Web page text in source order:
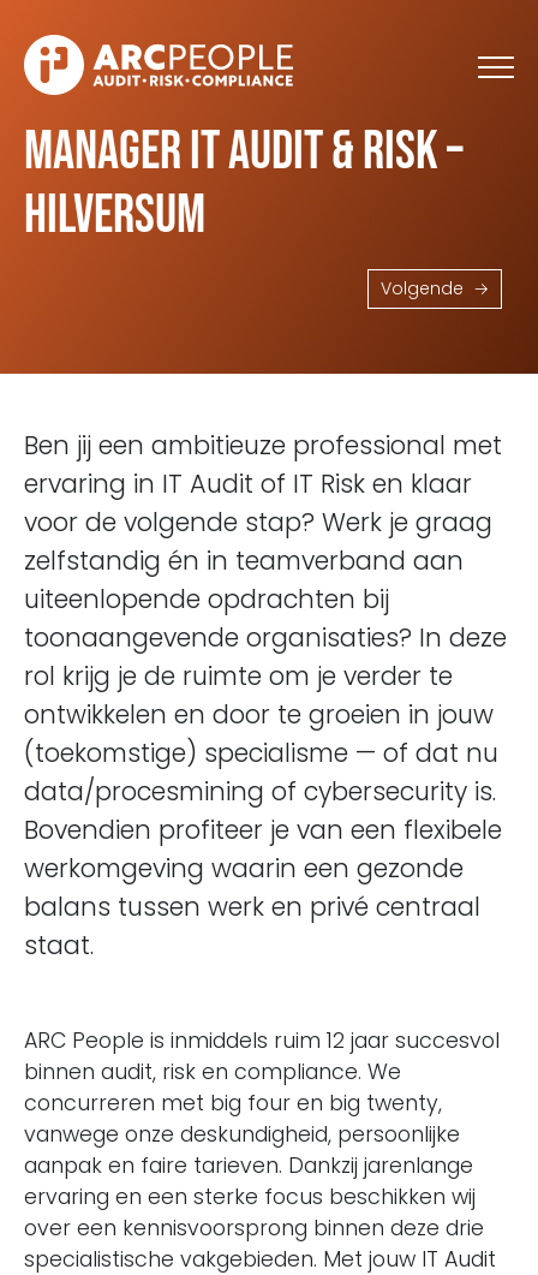
Manager IT Audit & Risk –
Hilversum
Volgende
Ben jij een ambitieuze professional met
ervaring in IT Audit of IT Risk en klaar
voor de volgende stap? Werk je graag
zelfstandig én in teamverband aan
uiteenlopende opdrachten bij
toonaangevende organisaties? In deze
rol krijg je de ruimte om je verder te
ontwikkelen en door te groeien in jouw
(toekomstige) specialisme — of dat nu
data/procesmining of cybersecurity is.
Bovendien profiteer je van een flexibele
werkomgeving waarin een gezonde
balans tussen werk en privé centraal
staat.
ARC People is inmiddels ruim 12 jaar succesvol
binnen audit, risk en compliance. We
concurreren met big four en big twenty,
vanwege onze deskundigheid, persoonlijke
aanpak en faire tarieven. Dankzij jarenlange
ervaring en een sterke focus beschikken wij
over een kennisvoorsprong binnen deze drie
specialistische vakgebieden. Met jouw IT Audit